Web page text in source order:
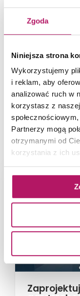
Zgoda
Niniejsza strona
Wykorzystujemy
i reklam, aby
analizować ruch w
korzystasz z
Partnerzy mogą
otrzymanymi od
korzystania z ich